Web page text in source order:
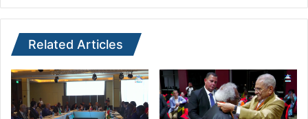
Related Articles